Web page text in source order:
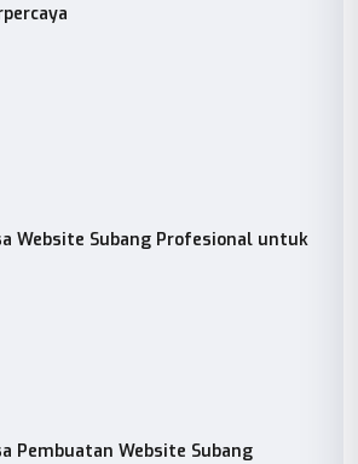
Website Subang Profesional untuk
Pembuatan Website Subang